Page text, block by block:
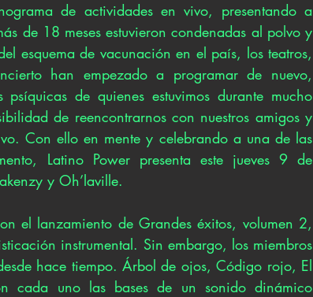
de actividades en vivo, presentando a
de 18 meses estuvieron condenadas al polvo y
esquema de vacunación en el país, los teatros,
han empezado a programar de nuevo,
de quienes estuvimos durante mucho
de reencontrarnos con nuestros amigos y
Con ello en mente y celebrando a una de las
Latino Power presenta este jueves 9 de
y Oh’laville.
el lanzamiento de Grandes éxitos, volumen 2,
instrumental. Sin embargo, los miembros
hace tiempo. Árbol de ojos, Código rojo, El
cada uno las bases de un sonido dinámico